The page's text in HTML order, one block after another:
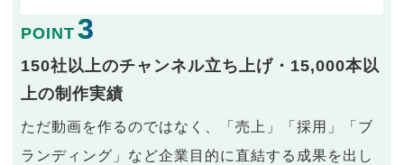
POINT 3
150社以上のチャンネル立ち上げ・15,000本以
上の制作実績
ただ動画を作るのではなく、「売上」「採用」「ブ
ランディング」など企業目的に直結する成果を出し